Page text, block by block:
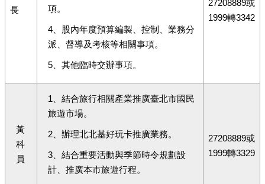
長 項。
4、股內年度預算編製、控制、業務分
派、督導及考核等相關事項。
5、其他臨時交辦事項。
27208889或
1999轉3342
黃
科
員
1、結合旅行相關產業推廣臺北市國民
旅遊市場。
2、辦理北北基好玩卡推廣業務。
3、結合重要活動與季節時令規劃設
計、推廣本市旅遊行程。
27208889或
1999轉3329